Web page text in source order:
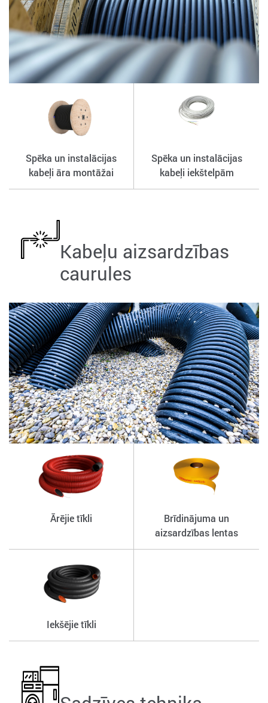
Spēka un instalācijas
kabeļi āra montāžai
Spēka un instalācijas
kabeļi iekštelpām
Kabeļu aizsardzības
caurules
Ārējie tīkli
Brīdinājuma un
aizsardzības lentas
Iekšējie tīkli